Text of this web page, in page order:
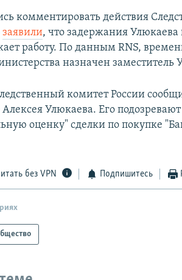
комментировать действия
заявили, что задержания
работу. По данным RNS,
назначен заместитель
комитет России
Улюкаева. Его
оценку" сделки по покупке
без VPN Подпишитесь